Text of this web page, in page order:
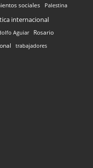
sociales Palestina
internacional
Aguiar Rosario
trabajadores